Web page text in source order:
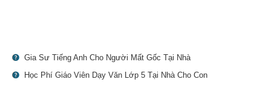
Gia Sư Tiếng Anh Cho Người Mất Gốc Tại Nhà
Học Phí Giáo Viên Dạy Văn Lớp 5 Tại Nhà Cho Con